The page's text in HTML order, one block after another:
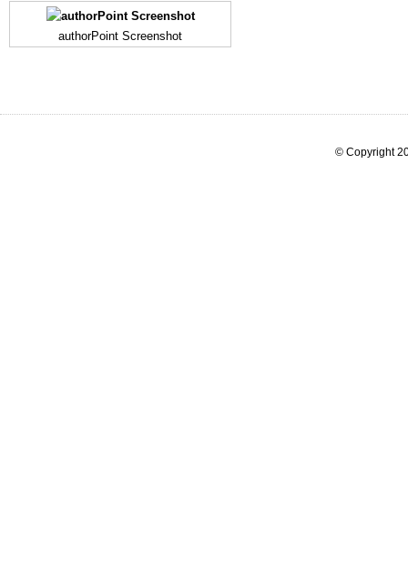
authorPoint Screenshot
© Copyright